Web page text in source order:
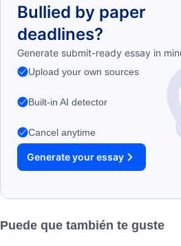
Bullied by paper
deadlines?
Generate submit-ready essay in
Upload your own sources
Built-in AI detector
Cancel anytime
Generate your essay
Puede que también te guste